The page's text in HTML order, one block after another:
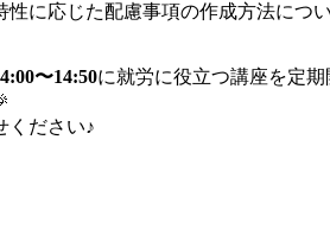
に応じた配慮事項の作成方法につ
〜14:50に就労に役立つ講座を定期
ください♪